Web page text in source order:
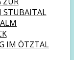
STUBAITAL
IM ÖTZTAL